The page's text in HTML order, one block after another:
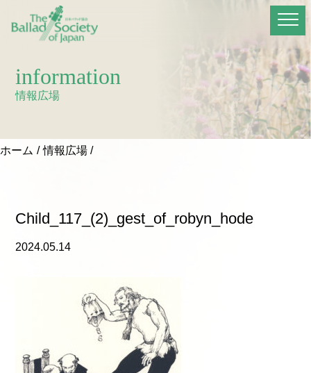
information
情報広場
ホーム 情報広場
Child_117_(2)_gest_of_robyn_hode
2024.05.14